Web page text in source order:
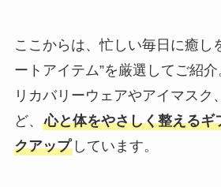
ここからは、忙しい毎日に癒し
ートアイテム”を厳選してご紹介
リカバリーウェアやアイマスク
ど、 心と体をやさしく整えるギ
クアップしています。